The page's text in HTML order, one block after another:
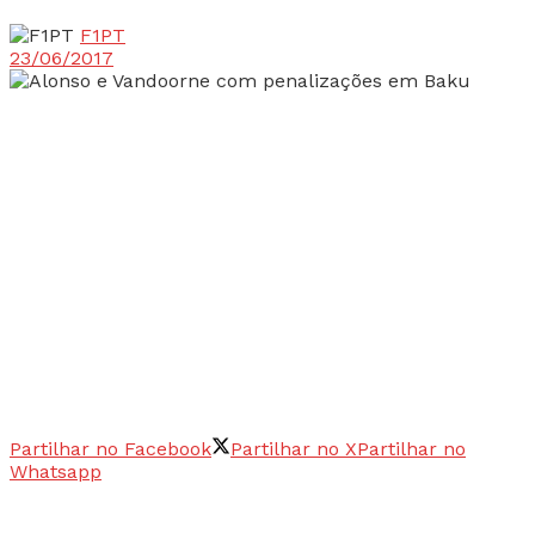
F1PT
23/06/2017
Partilhar no Facebook Partilhar no XPartilhar no
Whatsapp